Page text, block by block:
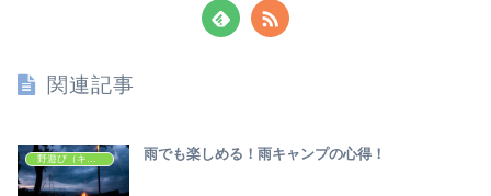
関連記事
雨でも楽しめる！雨キャンプの心得！